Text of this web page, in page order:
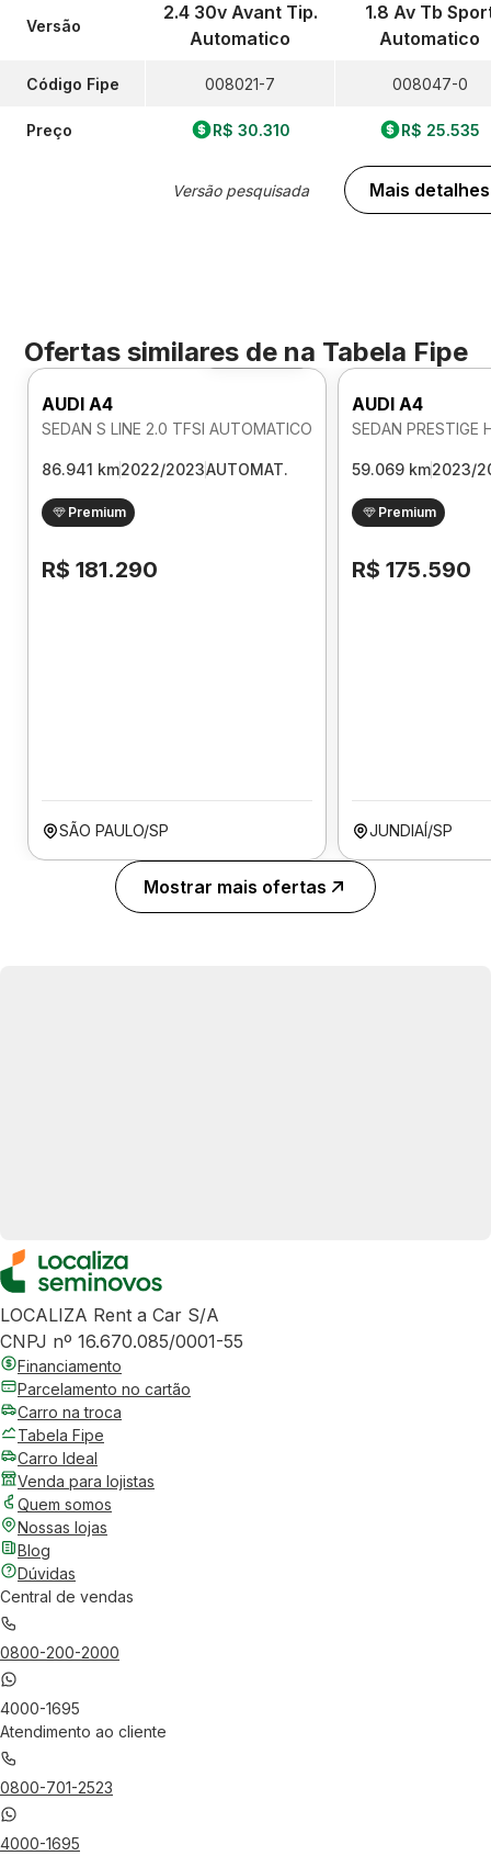
Versão
Código Fipe
Preço
2.4 30v Avant Tip.
Automatico
008021-7
R$ 30.310
Versão pesquisada
1.8 Av Tb
Automatico
008047-0
R$ 25.535
Mais detalhes
Ofertas similares de na Tabela Fipe
Foto 360º
AUDI A4
SEDAN S LINE 2.0 TFSI AUTOMATICO
86.941 km2022/2023AUTOMAT.
Premium
R$ 181.290
SÃO PAULO/SP
AUDI A4
59.069 km2023/
Premium
R$ 175.590
JUNDIAÍ/SP
Mostrar mais ofertas
LOCALIZA Rent a Car S/A
CNPJ nº 16.670.085/0001-55
Financiamento
Parcelamento no cartão
Carro na troca
Tabela Fipe
Carro Ideal
Venda para lojistas
Quem somos
Nossas lojas
Blog
Dúvidas
Central de vendas
0800-200-2000
4000-1695
Atendimento ao cliente
0800-701-2523
4000-1695